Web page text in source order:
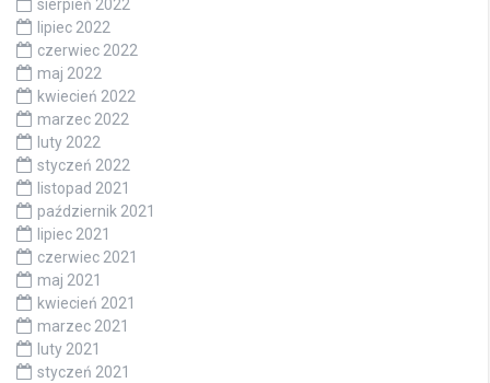
sierpień 2022
lipiec 2022
czerwiec 2022
maj 2022
kwiecień 2022
marzec 2022
luty 2022
styczeń 2022
listopad 2021
październik 2021
lipiec 2021
czerwiec 2021
maj 2021
kwiecień 2021
marzec 2021
luty 2021
styczeń 2021